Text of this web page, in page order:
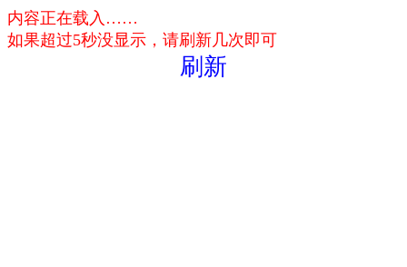
内容正在载入……
如果超过5秒没显示，请刷新几次即可
刷新